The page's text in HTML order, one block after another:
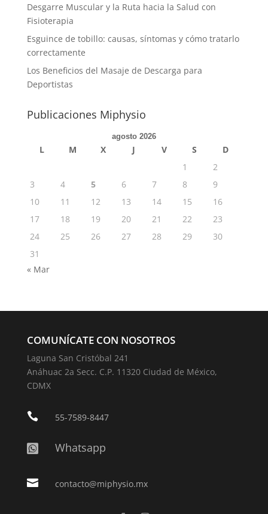
Desgarre Muscular y la Ruta hacia la Salud con
Fisioterapia
Esguince de tobillo: causas, síntomas y cómo tratarlo
correctamente
Los Beneficios del Masaje de Descarga para
Deportistas
Publicaciones Miphysio
agosto 2026
L M X J V S
D
1
2
3
4 5 6 7 8
9
10
11 12 13 14 15
16
17
18 19 20 21 22
23
24
25 26 27 28 29
30
31
« Mar
COMUNÍCATE CON NOSOTROS
Laguna San Cristóbal 241
Anáhuac 2a Secc. C.P. 11320 Ciudad de México,
CDMX
 55-7589-8447
 Whatsapp
 contacto@miphysio.mx